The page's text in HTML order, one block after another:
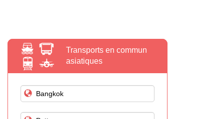
Transports en commun
asiatiques